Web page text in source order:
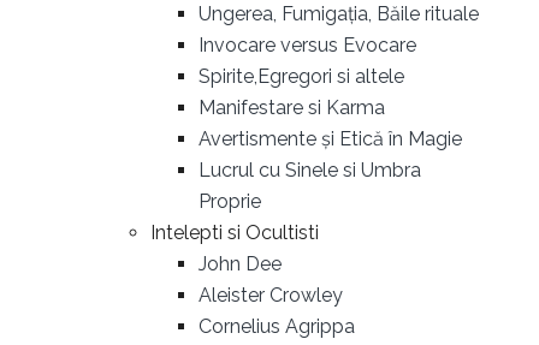
Ungerea, Fumigația, Băile rituale
Invocare versus Evocare
Spirite,Egregori si altele
Manifestare si Karma
Avertismente și Etică în Magie
Lucrul cu Sinele si Umbra
Proprie
Intelepti si Ocultisti
John Dee
Aleister Crowley
Cornelius Agrippa